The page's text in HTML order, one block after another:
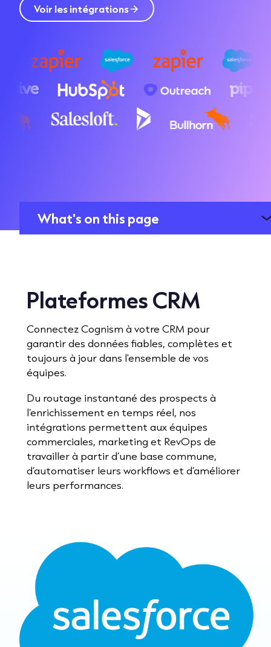
Voir les intégrations
What's on this page
Plateformes CRM
Connectez Cognism à votre CRM pour
garantir des données fiables, complètes et
toujours à jour dans l'ensemble de vos
équipes.
Du routage instantané des prospects à
l’enrichissement en temps réel, nos
intégrations permettent aux équipes
commerciales, marketing et RevOps de
travailler à partir d’une base commune,
d’automatiser leurs workflows et d’améliorer
leurs performances.